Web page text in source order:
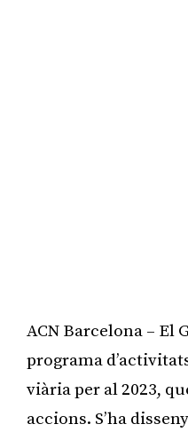
ACN Barcelona – El
programa
viària per al 2023,
accions. S’ha